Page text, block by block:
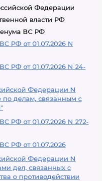
Федерации
власти РФ
ВС РФ
РФ от 01.07.2026 N
РФ от 01.07.2026 N 24-
Федерации N
по делам, связанным с
РФ от 01.07.2026 N 272-
РФ от 01.07.2026
Федерации N
дел, связанных с
о противодействии